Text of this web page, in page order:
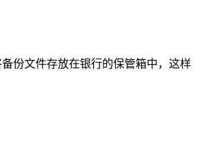
份文件存放在银行的保管箱中，这样